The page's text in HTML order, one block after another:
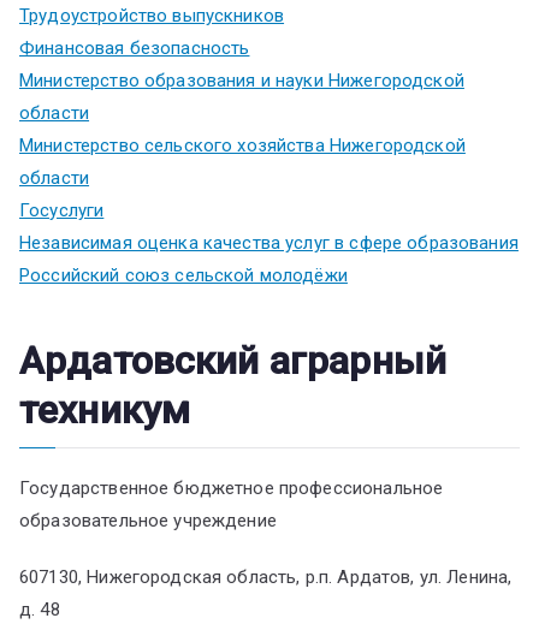
Трудоустройство выпускников
Финансовая безопасность
Министерство образования и науки Нижегородской
области
Министерство сельского хозяйства Нижегородской
области
Госуслуги
Независимая оценка качества услуг в сфере образования
Российский союз сельской молодёжи
Ардатовский аграрный
техникум
Государственное бюджетное профессиональное
образовательное учреждение
607130, Нижегородская область, р.п. Ардатов, ул. Ленина,
д. 48